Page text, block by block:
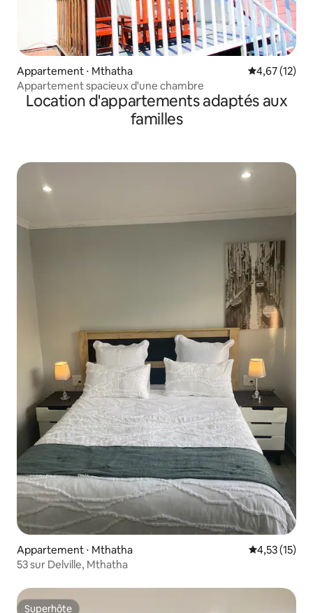
Appartement ⋅ Mthatha Évaluation
4,67 (12)
Appartement spacieux d'une chambre
Location d'appartements adaptés aux
familles
Appartement ⋅ Mthatha Évaluation
4,53 (15)
53 sur Delville, Mthatha
Superhôte